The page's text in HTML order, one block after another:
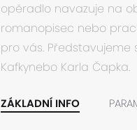
opěradlo navazuje na
romanopisec nebo
pro vás. Představujeme
Kafkynebo Karla Čapka.
ZÁKLADNÍ INFO